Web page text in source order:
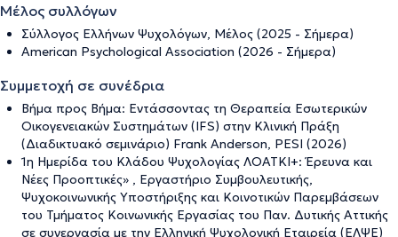
Μέλος συλλόγων
Σύλλογος Ελλήνων Ψυχολόγων, Μέλος (2025 - Σήμερα)
American Psychological Association (2026 - Σήμερα)
Συμμετοχή σε συνέδρια
Βήμα προς Βήμα: Εντάσσοντας τη Θεραπεία Εσωτερικών
Οικογενειακών Συστημάτων (IFS) στην Κλινική Πράξη
(Διαδικτυακό σεμινάριο) Frank Anderson, PESI (2026)
1η Ημερίδα του Κλάδου Ψυχολογίας ΛΟΑΤΚΙ+: Έρευνα και
Νέες Προοπτικές» , Εργαστήριο Συμβουλευτικής,
Ψυχοκοινωνικής Υποστήριξης και Κοινοτικών Παρεμβάσεων
του Τμήματος Κοινωνικής Εργασίας του Παν. Δυτικής Αττικής
σε συνεργασία με την Ελληνική Ψυχολογική Εταιρεία (ΕΛΨΕ)